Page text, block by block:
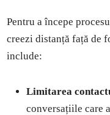
Pentru a începe
creezi distanță față de
include:
Limitarea
conversațiile care